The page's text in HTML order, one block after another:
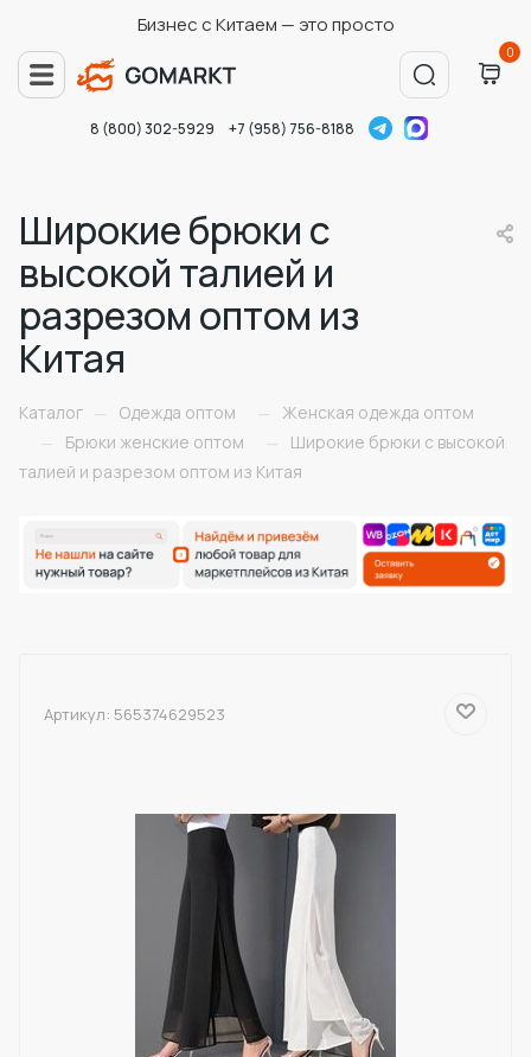
Бизнес с Китаем — это просто
0
8 (800) 302-5929 +7 (958) 756-8188
Широкие брюки с
высокой талией и
разрезом оптом из
Китая
Каталог — Одежда оптом —
Женская одежда оптом
—
Брюки женские оптом —
Широкие брюки с высокой
талией и разрезом оптом из Китая
Артикул: 565374629523